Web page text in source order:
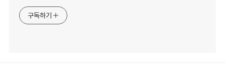
구독하기